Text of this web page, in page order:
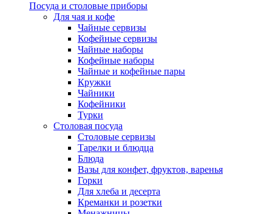
Посуда и столовые приборы
Для чая и кофе
Чайные сервизы
Кофейные сервизы
Чайные наборы
Кофейные наборы
Чайные и кофейные пары
Кружки
Чайники
Кофейники
Турки
Столовая посуда
Столовые сервизы
Тарелки и блюдца
Блюда
Вазы для конфет, фруктов, варенья
Горки
Для хлеба и десерта
Креманки и розетки